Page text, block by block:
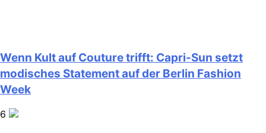
Wenn Kult auf Couture trifft: Capri-Sun setzt
modisches Statement auf der Berlin Fashion
Week
6